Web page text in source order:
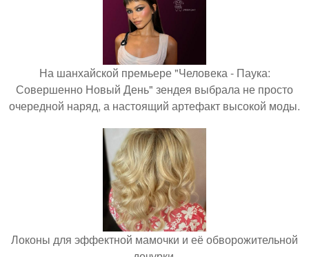
На шанхайской премьере "Человека - Паука:
Совершенно Новый День" зендея выбрала не просто
очередной наряд, а настоящий артефакт высокой моды.
Локоны для эффектной мамочки и её обворожительной